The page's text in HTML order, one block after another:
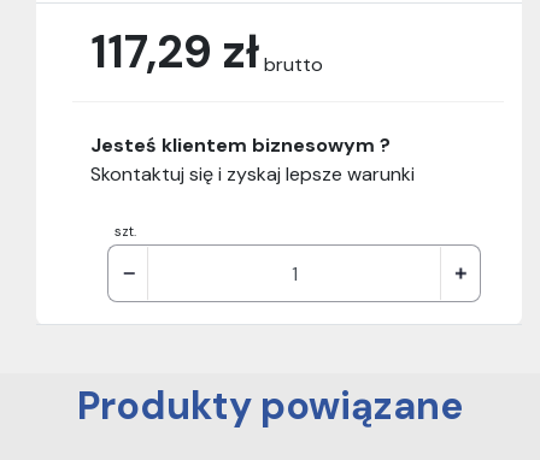
117,29 złbrutto
szt.
Jesteś klientem biznesowym ?
Skontaktuj się i zyskaj lepsze warunki
Produkty powiązane